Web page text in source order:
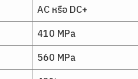
AC หรือ DC+
410 MPa
560 MPa